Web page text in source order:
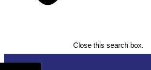
Close this search box.